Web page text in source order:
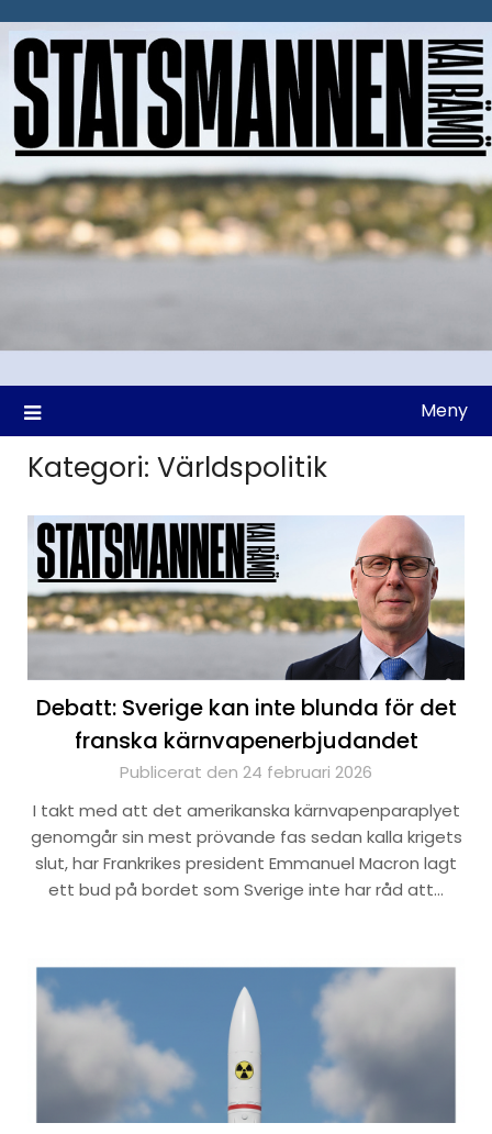
till
Meny
Kategori: Världspolitik
Debatt: Sverige kan inte blunda för det
franska kärnvapenerbjudandet
Publicerat den 24 februari 2026
I takt med att det amerikanska kärnvapenparaplyet
genomgår sin mest prövande fas sedan kalla krigets
slut, har Frankrikes president Emmanuel Macron lagt
ett bud på bordet som Sverige inte har råd att…